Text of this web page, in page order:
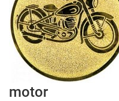
motor
Továbbiakban
címre várjuk
Megszűnő email